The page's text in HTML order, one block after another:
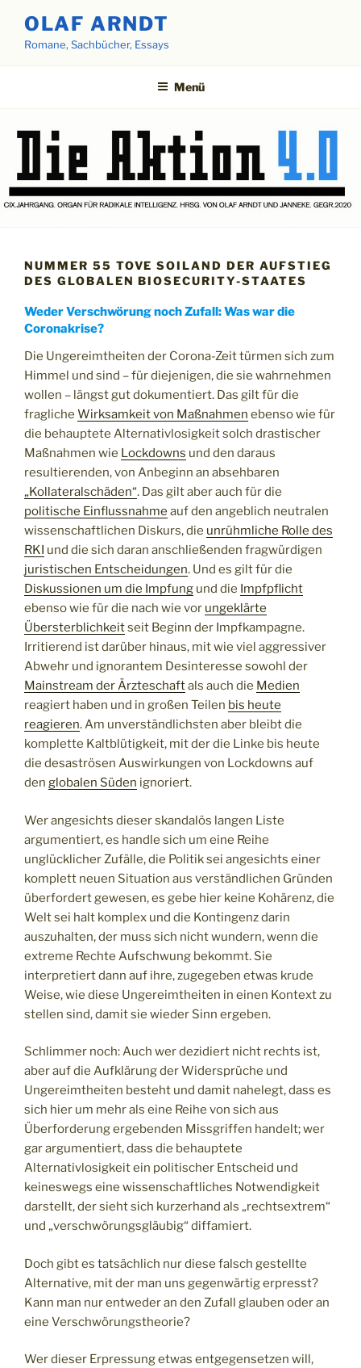
Inhalt
springen
OLAF ARNDT
Romane, Sachbücher, Essays
Menü
NUMMER 55 TOVE SOILAND DER AUFSTIEG
DES GLOBALEN BIOSECURITY-STAATES
Weder Verschwörung noch Zufall: Was war die
Coronakrise?
Die Ungereimtheiten der Corona-Zeit türmen sich zum
Himmel und sind – für diejenigen, die sie wahrnehmen
wollen – längst gut dokumentiert. Das gilt für die
fragliche Wirksamkeit von Maßnahmen ebenso wie für
die behauptete Alternativlosigkeit solch drastischer
Maßnahmen wie Lockdowns und den daraus
resultierenden, von Anbeginn an absehbaren
„Kollateralschäden“. Das gilt aber auch für die
politische Einflussnahme auf den angeblich neutralen
wissenschaftlichen Diskurs, die unrühmliche Rolle des
RKI und die sich daran anschließenden fragwürdigen
juristischen Entscheidungen. Und es gilt für die
Diskussionen um die Impfung und die Impfpflicht
ebenso wie für die nach wie vor ungeklärte
Übersterblichkeitseit Beginn der Impfkampagne.
Irritierend ist darüber hinaus, mit wie viel aggressiver
Abwehr und ignorantem Desinteresse sowohl der
Mainstream der Ärzteschaftals auch die Medien
reagiert haben und in großen Teilen bis heute
reagieren. Am unverständlichsten aber bleibt die
komplette Kaltblütigkeit, mit der die Linke bis heute
die desaströsen Auswirkungen von Lockdowns auf
den globalen Süden ignoriert.
Wer angesichts dieser skandalös langen Liste
argumentiert, es handle sich um eine Reihe
unglücklicher Zufälle, die Politik sei angesichts einer
komplett neuen Situation aus verständlichen Gründen
überfordert gewesen, es gebe hier keine Kohärenz, die
Welt sei halt komplex und die Kontingenz darin
auszuhalten, der muss sich nicht wundern, wenn die
extreme Rechte Aufschwung bekommt. Sie
interpretiert dann auf ihre, zugegeben etwas krude
Weise, wie diese Ungereimtheiten in einen Kontext zu
stellen sind, damit sie wieder Sinn ergeben.
Schlimmer noch: Auch wer dezidiert nicht rechts ist,
aber auf die Aufklärung der Widersprüche und
Ungereimtheiten besteht und damit nahelegt, dass es
sich hier um mehr als eine Reihe von sich aus
Überforderung ergebenden Missgriffen handelt; wer
gar argumentiert, dass die behauptete
Alternativlosigkeit ein politischer Entscheid und
keineswegs eine wissenschaftliches Notwendigkeit
darstellt, der sieht sich kurzerhand als „rechtsextrem“
und „verschwörungsgläubig“ diffamiert.
Doch gibt es tatsächlich nur diese falsch gestellte
Alternative, mit der man uns gegenwärtig erpresst?
Kann man nur entweder an den Zufall glauben oder an
eine Verschwörungstheorie?
Wer dieser Erpressung etwas entgegensetzen will,